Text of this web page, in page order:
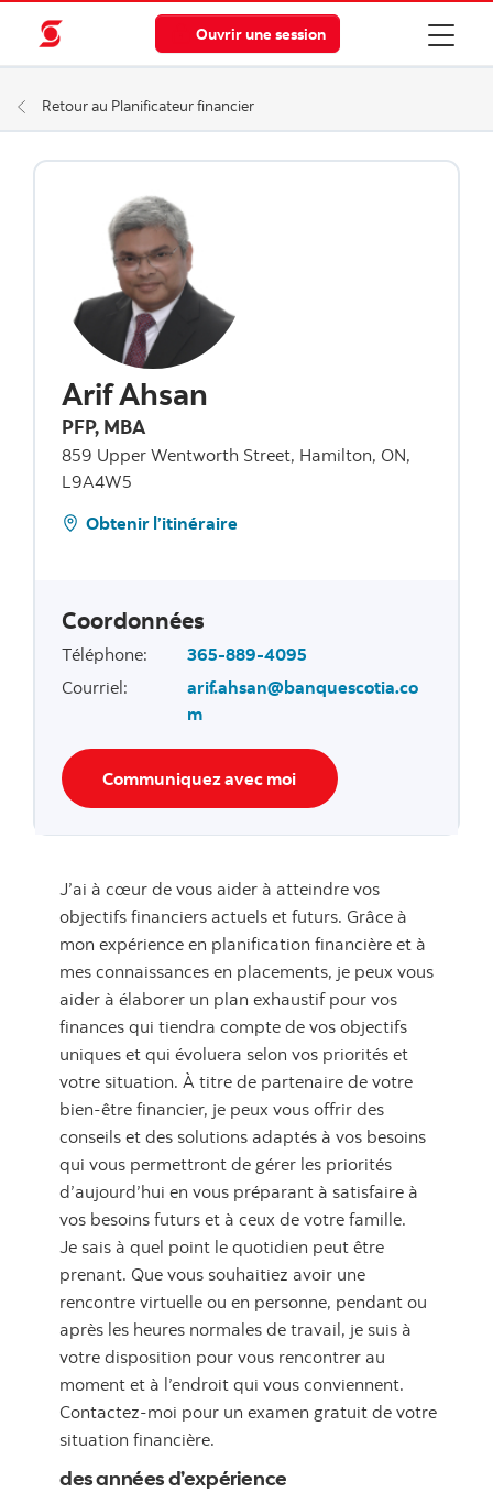
Ouvrir une session
Retour au Planificateur financier
Arif Ahsan
PFP, MBA
859 Upper Wentworth Street, Hamilton, ON,
L9A4W5
Obtenir l’itinéraire
Coordonnées
Téléphone:
365-889-4095
Courriel:
arif.ahsan@banquescotia.co
m
Communiquez avec moi
J’ai à cœur de vous aider à atteindre vos
objectifs financiers actuels et futurs. Grâce à
mon expérience en planification financière et à
mes connaissances en placements, je peux vous
aider à élaborer un plan exhaustif pour vos
finances qui tiendra compte de vos objectifs
uniques et qui évoluera selon vos priorités et
votre situation. À titre de partenaire de votre
bien-être financier, je peux vous offrir des
conseils et des solutions adaptés à vos besoins
qui vous permettront de gérer les priorités
d’aujourd’hui en vous préparant à satisfaire à
vos besoins futurs et à ceux de votre famille.
Je sais à quel point le quotidien peut être
prenant. Que vous souhaitiez avoir une
rencontre virtuelle ou en personne, pendant ou
après les heures normales de travail, je suis à
votre disposition pour vous rencontrer au
moment et à l’endroit qui vous conviennent.
Contactez-moi pour un examen gratuit de votre
situation financière.
des années d’expérience